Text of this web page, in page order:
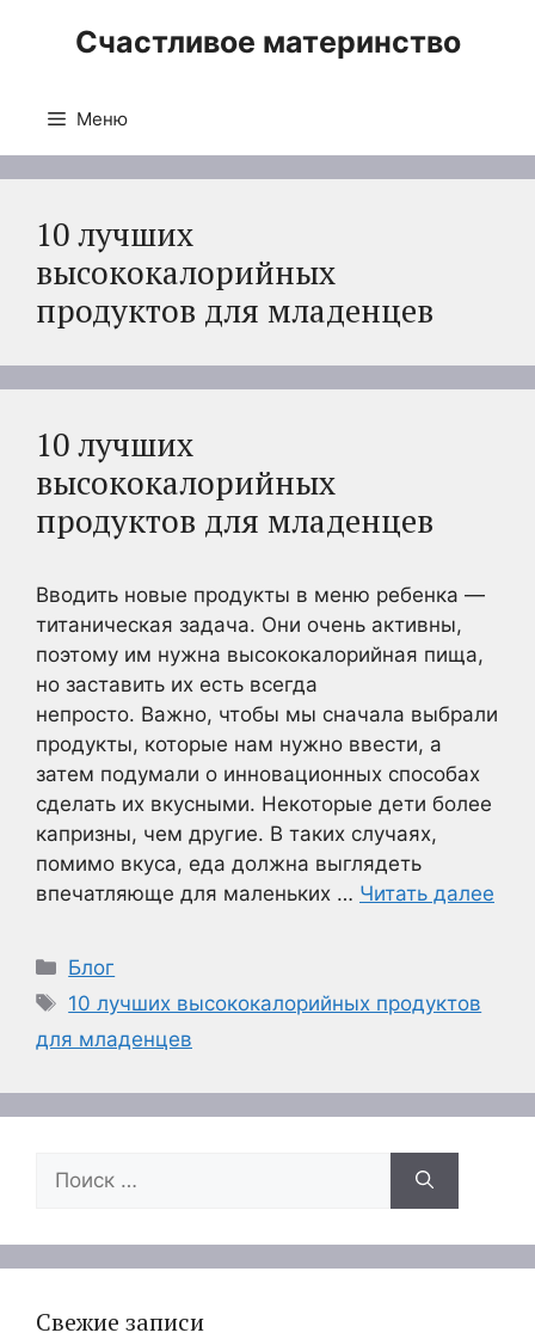
Счастливое материнство
Меню
10 лучших
высококалорийных
продуктов для младенцев
10 лучших
высококалорийных
продуктов для младенцев
Вводить новые продукты в меню ребенка —
титаническая задача. Они очень активны,
поэтому им нужна высококалорийная пища,
но заставить их есть всегда
непросто. Важно, чтобы мы сначала выбрали
продукты, которые нам нужно ввести, а
затем подумали о инновационных способах
сделать их вкусными. Некоторые дети более
капризны, чем другие. В таких случаях,
помимо вкуса, еда должна выглядеть
впечатляюще для маленьких … Читать далее
Рубрики
Блог
Метки
10 лучших высококалорийных продуктов
для младенцев
Поиск:
Свежие записи